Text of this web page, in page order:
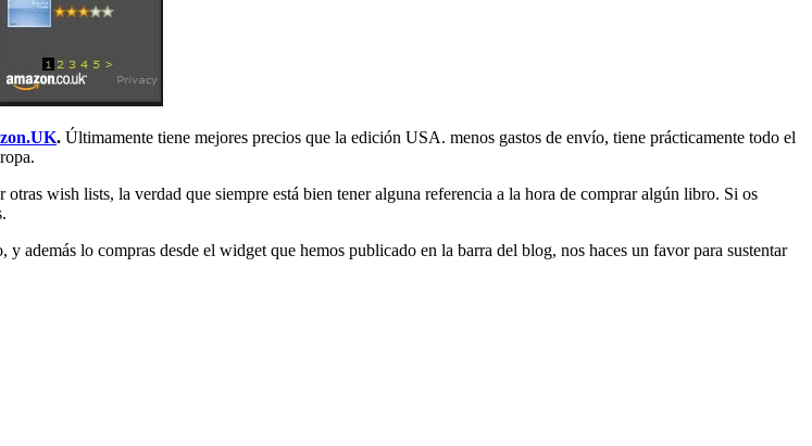
. Últimamente tiene mejores precios que la edición USA. menos gastos de envío, tiene prácticamente todo el
wish lists, la verdad que siempre está bien tener alguna referencia a la hora de comprar algún libro. Si os
además lo compras desde el widget que hemos publicado en la barra del blog, nos haces un favor para sustentar